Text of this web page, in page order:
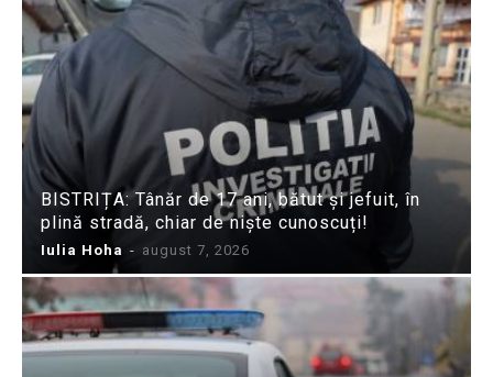
BISTRIȚA: Tânăr de 17 ani, bătut și jefuit, în
plină stradă, chiar de niște cunoscuți!
Iulia Hoha - august 7, 2026